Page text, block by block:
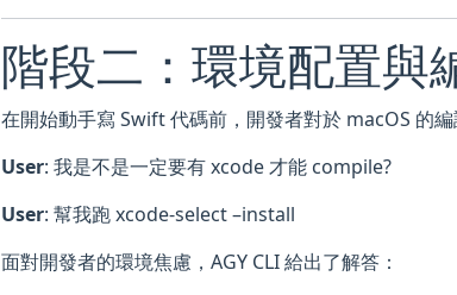
階段二：環境配置與
在開始動手寫 Swift 代碼前，開發者對於 macOS 的編
User: 我是不是一定要有 xcode 才能 compile?
User: 幫我跑 xcode-select –install
面對開發者的環境焦慮，AGY CLI 給出了解答：